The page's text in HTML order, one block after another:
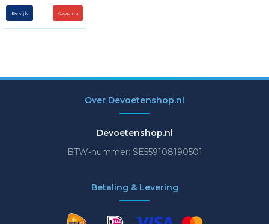
Bekijk Koop nu
Over Devoetenshop.nl
Devoetenshop.nl
BTW-nummer: SE559108190501
Betaling & Levering